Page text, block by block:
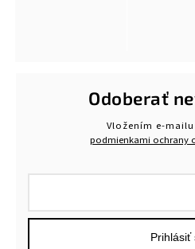
Odoberať
Vložením e-
podmienkami ochrany
Prihlásiť